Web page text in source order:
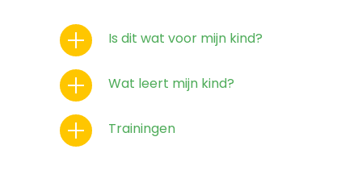
Is dit wat voor mijn kind?
Wat leert mijn kind?
Trainingen